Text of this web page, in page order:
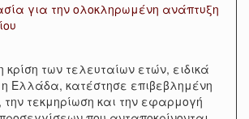
για την ολοκληρωμένη ανάπτυξη
κρίση των τελευταίων ετών, ειδικά
Ελλάδα, κατέστησε επιβεβλημένη
τεκμηρίωση και την εφαρμογή